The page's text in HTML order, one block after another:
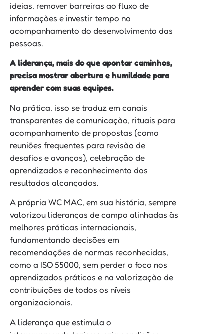
ideias, remover barreiras ao fluxo de
informações e investir tempo no
acompanhamento do desenvolvimento das
pessoas.
A liderança, mais do que apontar caminhos,
precisa mostrar abertura e humildade para
aprender com suas equipes.
Na prática, isso se traduz em canais
transparentes de comunicação, rituais para
acompanhamento de propostas (como
reuniões frequentes para revisão de
desafios e avanços), celebração de
aprendizados e reconhecimento dos
resultados alcançados.
A própria WC MAC, em sua história, sempre
valorizou lideranças de campo alinhadas às
melhores práticas internacionais,
fundamentando decisões em
recomendações de normas reconhecidas,
como a ISO 55000, sem perder o foco nos
aprendizados práticos e na valorização de
contribuições de todos os níveis
organizacionais.
A liderança que estimula o